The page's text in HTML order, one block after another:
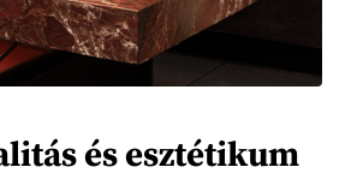
és esztétikum